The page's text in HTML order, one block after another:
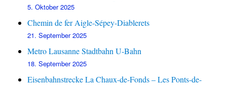
5. Oktober 2025
Chemin de fer Aigle-Sépey-Diablerets
21. September 2025
Metro Lausanne Stadtbahn U-Bahn
18. September 2025
Eisenbahnstrecke La Chaux-de-Fonds – Les Ponts-de-